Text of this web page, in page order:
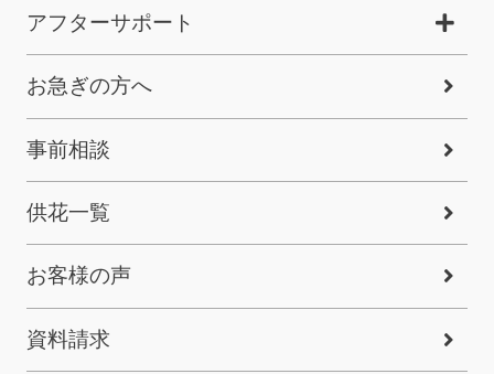
アフターサポート
お急ぎの方へ
事前相談
供花一覧
お客様の声
資料請求